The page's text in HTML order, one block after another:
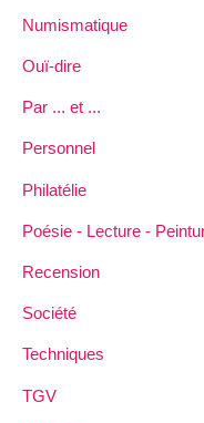
Numismatique
Ouï-dire
Par ... et ...
Personnel
Philatélie
Poésie - Lecture -
Recension
Société
Techniques
TGV